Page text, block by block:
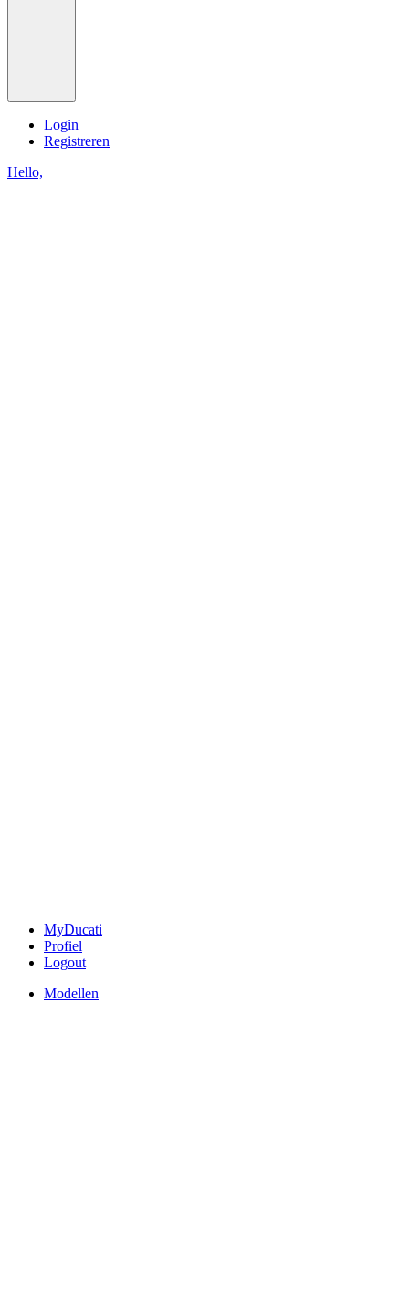
Login
Registreren
Hello,
MyDucati
Profiel
Logout
Modellen